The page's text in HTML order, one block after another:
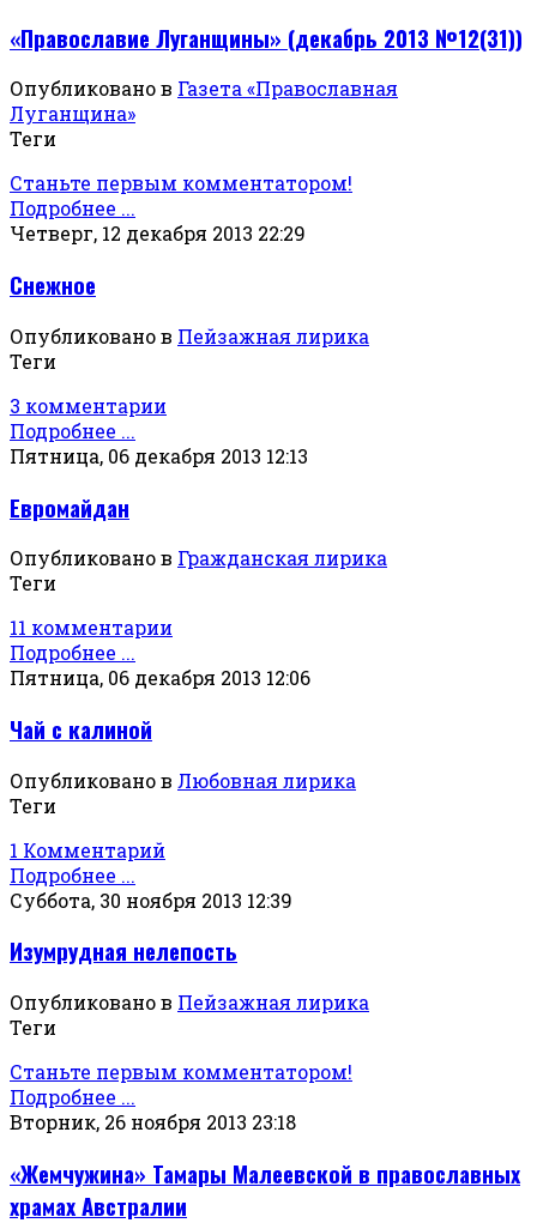
«Православие Луганщины» (декабрь 2013 №12(31))
Опубликовано в Газета «Православная
Луганщина»
Теги
Станьте первым комментатором!
Подробнее ...
Четверг, 12 декабря 2013 22:29
Снежное
Опубликовано в Пейзажная лирика
Теги
3 комментарии
Подробнее ...
Пятница, 06 декабря 2013 12:13
Евромайдан
Опубликовано в Гражданская лирика
Теги
11 комментарии
Подробнее ...
Пятница, 06 декабря 2013 12:06
Чай с калиной
Опубликовано в Любовная лирика
Теги
1 Комментарий
Подробнее ...
Суббота, 30 ноября 2013 12:39
Изумрудная нелепость
Опубликовано в Пейзажная лирика
Теги
Станьте первым комментатором!
Подробнее ...
Вторник, 26 ноября 2013 23:18
«Жемчужина» Тамары Малеевской в православных
храмах Австралии